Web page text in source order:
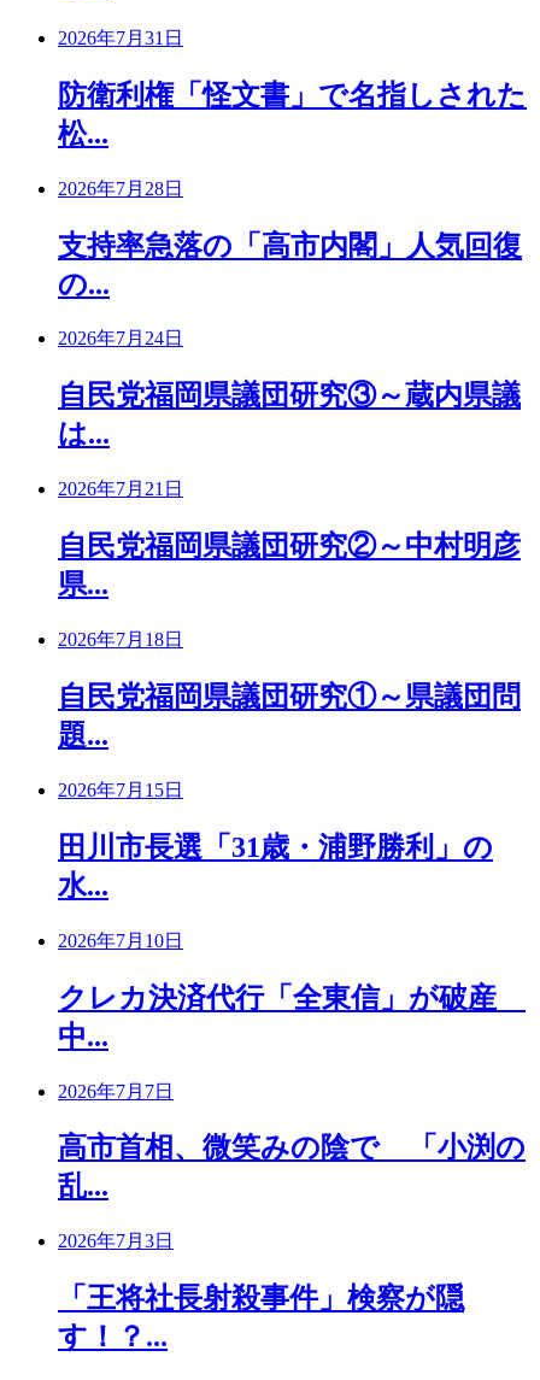
2026年7月31日
防衛利権「怪文書」で名指しされた
松...
2026年7月28日
支持率急落の「高市内閣」人気回復
の...
2026年7月24日
自民党福岡県議団研究③～蔵内県議
は...
2026年7月21日
自民党福岡県議団研究②～中村明彦
県...
2026年7月18日
自民党福岡県議団研究①～県議団問
題...
2026年7月15日
田川市長選「31歳・浦野勝利」の
水...
2026年7月10日
クレカ決済代行「全東信」が破産
中...
2026年7月7日
高市首相、微笑みの陰で 「小渕の
乱...
2026年7月3日
「王将社長射殺事件」検察が隠
す！？...